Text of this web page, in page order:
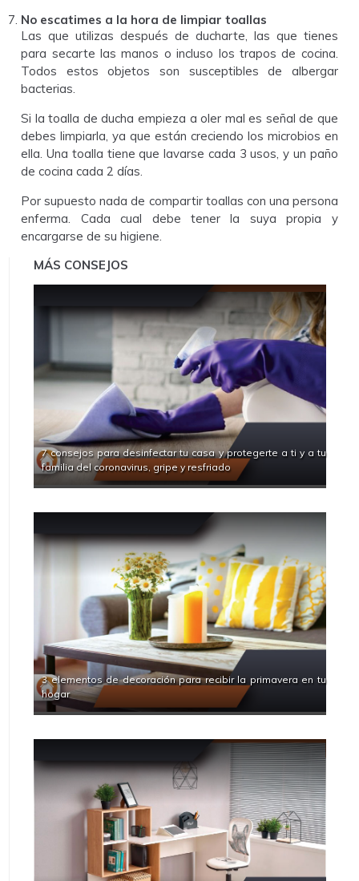
No escatimes a la hora de limpiar toallas
Las que utilizas después de ducharte, las que tienes
para secarte las manos o incluso los trapos de cocina.
Todos estos objetos son susceptibles de albergar
bacterias.
Si la toalla de ducha empieza a oler mal es señal de que
debes limpiarla, ya que están creciendo los microbios en
ella. Una toalla tiene que lavarse cada 3 usos, y un paño
de cocina cada 2 días.
Por supuesto nada de compartir toallas con una persona
enferma. Cada cual debe tener la suya propia y
encargarse de su higiene.
MÁS CONSEJOS
7 consejos para desinfectar tu casa y protegerte a ti y a tu
familia del coronavirus, gripe y resfriado
3 elementos de decoración para recibir la primavera en tu
hogar